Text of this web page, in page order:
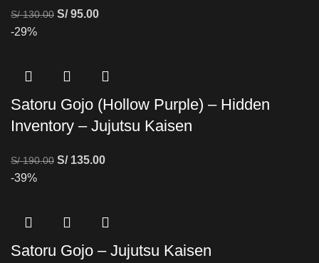
S/130.00 S/95.00
-29%
Satoru Gojo (Hollow Purple) – Hidden
Inventory – Jujutsu Kaisen
S/190.00 S/135.00
-39%
Satoru Gojo – Jujutsu Kaisen